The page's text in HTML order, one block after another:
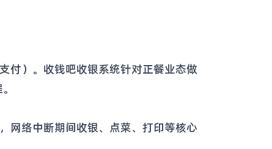
付）。收钱吧收银系统针对正餐业态做
网络中断期间收银、点菜、打印等核心